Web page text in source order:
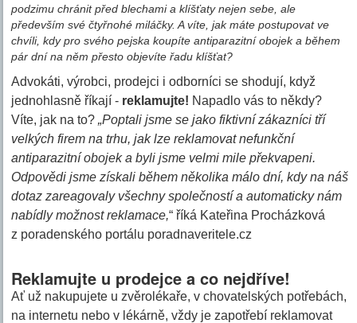
podzimu chránit před blechami a klíšťaty nejen sebe, ale
především své čtyřnohé miláčky. A víte, jak máte postupovat ve
chvíli, kdy pro svého pejska koupíte antiparazitní obojek a během
pár dní na něm přesto objevíte řadu klíšťat?
Advokáti, výrobci, prodejci i odborníci se shodují, když
jednohlasně říkají - reklamujte! Napadlo vás to někdy?
Víte, jak na to?„Poptali jsme se jako fiktivní zákazníci tří
velkých firem na trhu, jak lze reklamovat nefunkční
antiparazitní obojek a byli jsme velmi mile překvapeni.
Odpovědi jsme získali během několika málo dní, kdy na náš
dotaz zareagovaly všechny společností a automaticky nám
nabídly možnost reklamace,“ říká Kateřina Procházková
z poradenského portálu poradnaveritele.cz
Reklamujte u prodejce a co nejdříve!
Ať už nakupujete u zvěrolékaře, v chovatelských potřebách,
na internetu nebo v lékárně, vždy je zapotřebí reklamovat